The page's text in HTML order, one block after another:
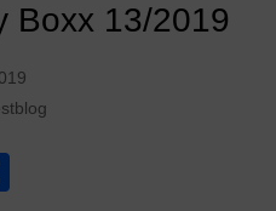
Boxx 13/2019
T